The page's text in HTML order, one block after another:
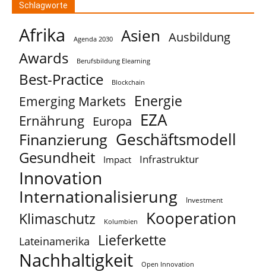
Schlagworte
Afrika Agenda 2030 Asien Ausbildung
Awards Berufsbildung Elearning
Best-Practice Blockchain
Emerging Markets Energie
Ernährung Europa EZA
Finanzierung Geschäftsmodell
Gesundheit Impact Infrastruktur
Innovation
Internationalisierung Investment
Klimaschutz Kolumbien Kooperation
Lateinamerika Lieferkette
Nachhaltigkeit Open Innovation